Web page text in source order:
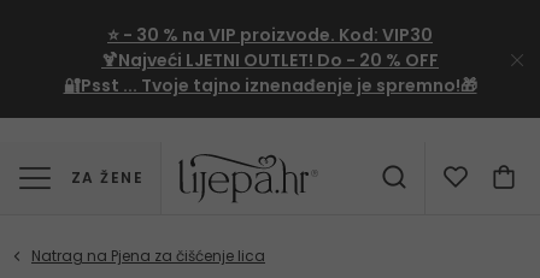
⭐ - 30 % na VIP proizvode. Kod: VIP30
🍹Najveći LJETNI OUTLET! Do - 20 % OFF
🔐Psst ... Tvoje tajno iznenađenje je spremno!🎁
ZA ŽENE